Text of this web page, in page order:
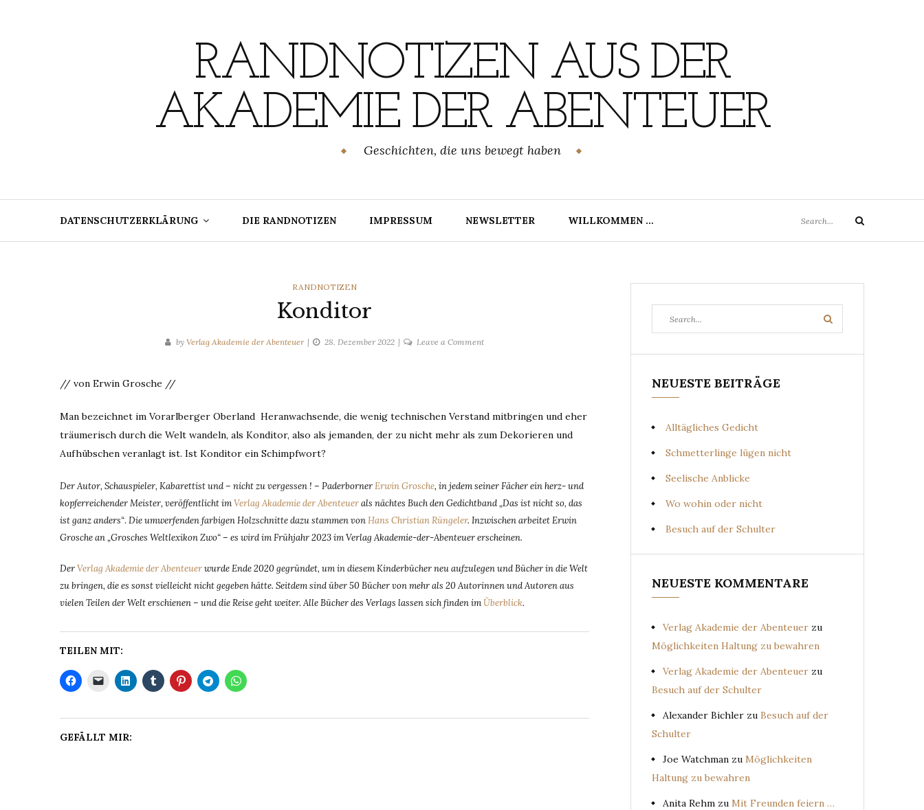
RANDNOTIZEN AUS DER
AKADEMIE DER ABENTEUER
Geschichten, die uns bewegt haben
DATENSCHUTZERKLÄRUNG DIE RANDNOTIZEN IMPRESSUM NEWSLETTER WILLKOMMEN …
for:
Search
CATEGORIES
RANDNOTIZEN
Konditor
by Verlag Akademie der Abenteuer 28. Dezember 2022 Leave a Commenton
// von Erwin Grosche //
Man bezeichnet im Vorarlberger Oberland Heranwachsende, die wenig technischen Verstand mitbringen und eher
träumerisch durch die Welt wandeln, als Konditor, also als jemanden, der zu nicht mehr als zum Dekorieren und
Aufhübschen veranlagt ist. Ist Konditor ein Schimpfwort?
Der Autor, Schauspieler, Kabarettist und – nicht zu vergessen ! – PaderbornerErwin Grosche, in jedem seiner Fächer ein herz- und
kopferreichender Meister, veröffentlicht imVerlag Akademie der Abenteuerals nächtes Buch den Gedichtband „Das ist nicht so, das
ist ganz anders“. Die umwerfenden farbigen Holzschnitte dazu stammen vonHans Christian Rüngeler. Inzwischen arbeitet Erwin
Grosche an „Grosches Weltlexikon Zwo“ – es wird im Frühjahr 2023 im Verlag Akademie-der-Abenteuer erscheinen.
DerVerlag Akademie der Abenteuerwurde Ende 2020 gegründet, um in diesem Kinderbücher neu aufzulegen und Bücher in die Welt
zu bringen, die es sonst vielleicht nicht gegeben hätte. Seitdem sind über 50 Bücher von mehr als 20 Autorinnen und Autoren aus
vielen Teilen der Welt erschienen – und die Reise geht weiter. Alle Bücher des Verlags lassen sich finden imÜberblick.
TEILEN MIT:
GEFÄLLT MIR:
for:
Search
NEUESTE BEITRÄGE
Alltägliches Gedicht
Schmetterlinge lügen nicht
Seelische Anblicke
Wo wohin oder nicht
Besuch auf der Schulter
NEUESTE KOMMENTARE
Verlag Akademie der Abenteuer zu
Möglichkeiten Haltung zu bewahren
Verlag Akademie der Abenteuer zu
Besuch auf der Schulter
Alexander Bichler zu Besuch auf der
Schulter
Joe Watchman zu Möglichkeiten
Haltung zu bewahren
Anita Rehm zu Mit Freunden feiern …